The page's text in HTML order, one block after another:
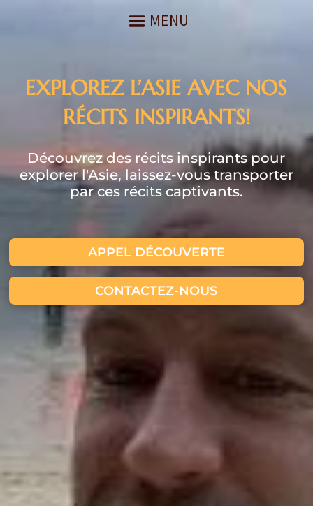
EXPLOREZ L’ASIE AVEC NOS
RÉCITS INSPIRANTS!
Découvrez des récits inspirants pour
explorer l'Asie, laissez-vous transporter
par ces récits captivants.
APPEL DÉCOUVERTE
CONTACTEZ-NOUS